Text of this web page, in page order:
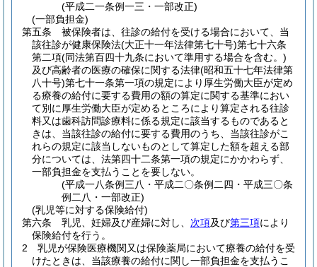
(平成二一条例一三・一部改正)
(一部負担金)
第五条
被保険者は、往診の給付を受ける場合において、当
該往診が健康保険法(大正十一年法律第七十号)第七十六条
第二項(同法第百四十九条において準用する場合を含む。)
及び高齢者の医療の確保に関する法律(昭和五十七年法律第
八十号)第七十一条第一項の規定により厚生労働大臣が定め
る療養の給付に要する費用の額の算定に関する基準におい
て別に厚生労働大臣が定めるところにより算定される往診
料又は歯科訪問診療料に係る規定に該当するものであると
きは、当該往診の給付に要する費用のうち、当該往診がこ
れらの規定に該当しないものとして算定した額を超える部
分については、法第四十二条第一項の規定にかかわらず、
一部負担金を支払うことを要しない。
(平成一八条例三八・平成二〇条例二四・平成三〇条
例二八・一部改正)
(乳児等に対する保険給付)
第六条
乳児、妊婦及び産婦に対し、 次項及び第三項により
保険給付を行う。
2
乳児が保険医療機関又は保険薬局において療養の給付を受
けたときは、当該療養の給付に関し一部負担金を支払うこ